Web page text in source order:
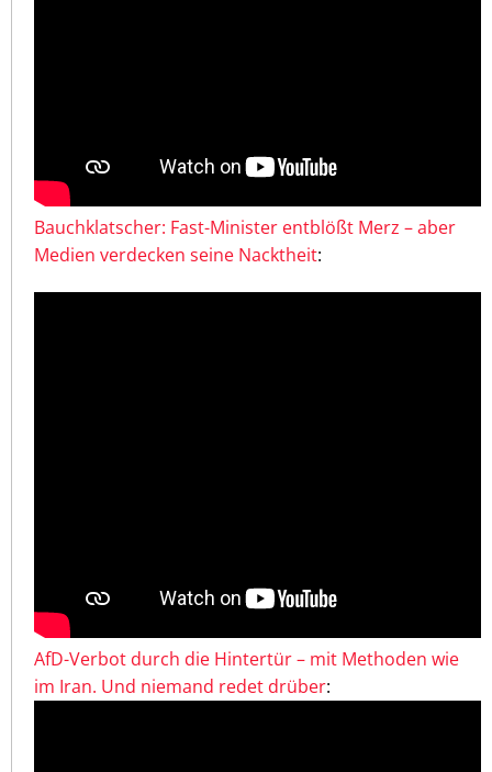
Bauchklatscher: Fast-Minister entblößt Merz – aber
Medien verdecken seine Nacktheit:
AfD-Verbot durch die Hintertür – mit Methoden wie
im Iran. Und niemand redet drüber: